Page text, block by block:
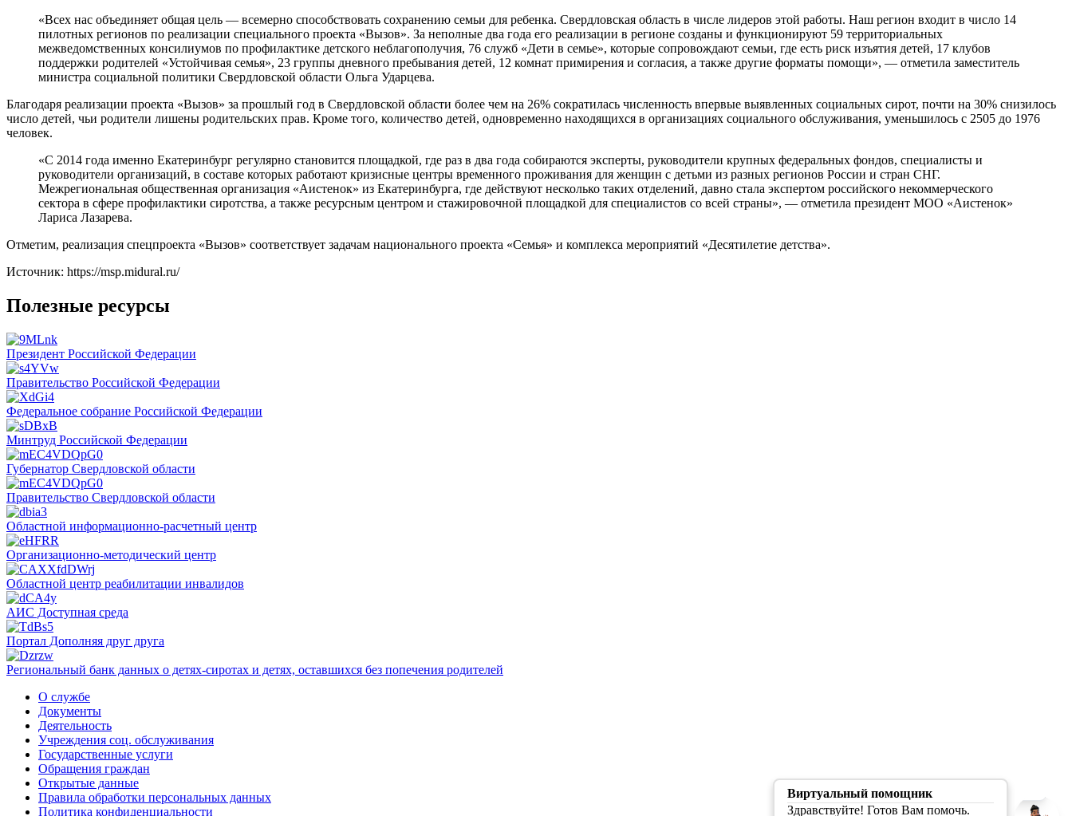
«Всех нас объединяет общая цель — всемерно способствовать сохранению семьи для ребенка. Свердловская область в числе лидеров этой работы. Наш регион входит в число 14
пилотных регионов по реализации специального проекта «Вызов». За неполные два года его реализации в регионе созданы и функционируют 59 территориальных
межведомственных консилиумов по профилактике детского неблагополучия, 76 служб «Дети в семье», которые сопровождают семьи, где есть риск изъятия детей, 17 клубов
поддержки родителей «Устойчивая семья», 23 группы дневного пребывания детей, 12 комнат примирения и согласия, а также другие форматы помощи», — отметила заместитель
министра социальной политики Свердловской области Ольга Ударцева.
Благодаря реализации проекта «Вызов» за прошлый год в Свердловской области более чем на 26% сократилась численность впервые выявленных социальных сирот, почти на 30% снизилось
число детей, чьи родители лишены родительских прав. Кроме того, количество детей, одновременно находящихся в организациях социального обслуживания, уменьшилось с 2505 до 1976
человек.
«С 2014 года именно Екатеринбург регулярно становится площадкой, где раз в два года собираются эксперты, руководители крупных федеральных фондов, специалисты и
руководители организаций, в составе которых работают кризисные центры временного проживания для женщин с детьми из разных регионов России и стран СНГ.
Межрегиональная общественная организация «Аистенок» из Екатеринбурга, где действуют несколько таких отделений, давно стала экспертом российского некоммерческого
сектора в сфере профилактики сиротства, а также ресурсным центром и стажировочной площадкой для специалистов со всей страны», — отметила президент МОО «Аистенок»
Лариса Лазарева.
Отметим, реализация спецпроекта «Вызов» соответствует задачам национального проекта «Семья» и комплекса мероприятий «Десятилетие детства».
Источник: https://msp.midural.ru/
Полезные ресурсы
Президент Российской Федерации
Правительство Российской Федерации
Федеральное собрание Российской Федерации
Минтруд Российской Федерации
Губернатор Свердловской области
Правительство Свердловской области
Областной информационно-расчетный центр
Организационно-методический центр
Областной центр реабилитации инвалидов
АИС Доступная среда
Портал Дополняя друг друга
Региональный банк данных о детях-сиротах и детях, оставшихся без попечения родителей
О службе
Документы
Деятельность
Учреждения соц. обслуживания
Государственные услуги
Обращения граждан
Открытые данные
Правила обработки персональных данных
Политика конфиденциальности
Виртуальный помощник
Здравствуйте! Готов Вам помочь.
О разработчике